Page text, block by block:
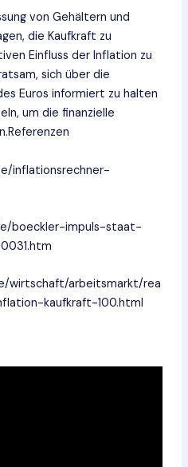
von Gehältern und
die Kaufkraft zu
Einfluss der Inflation zu
sich über die
Euros informiert zu halten
um die finanzielle
inflationsrechner-
boeckler-impuls-staat-
wirtschaft/arbeitsmarkt/rea
kaufkraft-100.html